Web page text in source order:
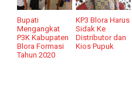
Bupati
Mengangkat
P3K Kabupaten
Blora Formasi
Tahun 2020
KP3 Blora Harus
Sidak Ke
Distributor dan
Kios Pupuk